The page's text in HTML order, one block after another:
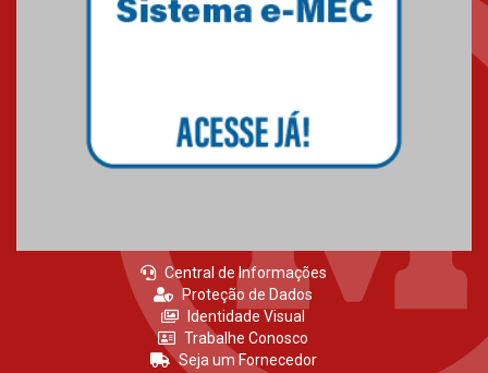
25.10.2024
Brasília conquistam medalhas
em importantes competições
de Matemática
04.10.2024
Central de Informações
Proteção de Dados
Identidade Visual
Trabalhe Conosco
Seja um Fornecedor